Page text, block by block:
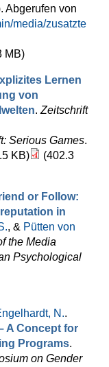
Abgerufen von
media/zusatzte
MB)
Lernen
von
. Zeitschrift
Serious Games.
KB)
(402.3
or Follow:
in
, & Pütten von
the Media
Psychological
N..
A Concept for
Programs.
on Gender